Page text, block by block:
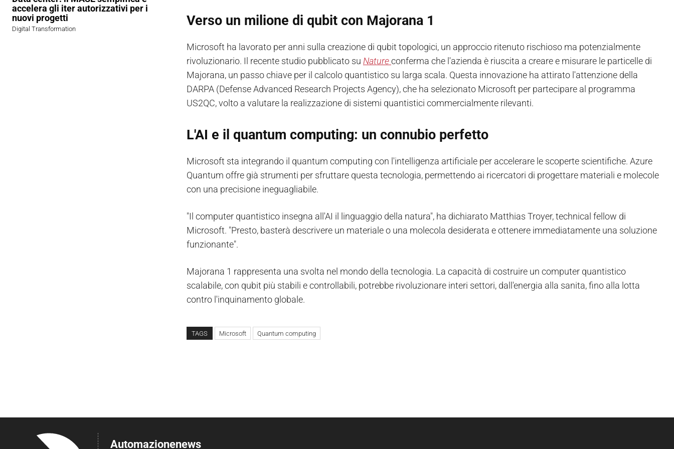
accelera gli iter autorizzativi per i
nuovi progetti
Digital Transformation
Verso un milione di qubit con Majorana 1
Microsoft ha lavorato per anni sulla creazione di qubit topologici, un approccio ritenuto rischioso ma potenzialmente
rivoluzionario. Il recente studio pubblicato su Natureconferma che l'azienda è riuscita a creare e misurare le particelle di
Majorana, un passo chiave per il calcolo quantistico su larga scala. Questa innovazione ha attirato l'attenzione della
DARPA (Defense Advanced Research Projects Agency), che ha selezionato Microsoft per partecipare al programma
US2QC, volto a valutare la realizzazione di sistemi quantistici commercialmente rilevanti.
L'AI e il quantum computing: un connubio perfetto
Microsoft sta integrando il quantum computing con l'intelligenza artificiale per accelerare le scoperte scientifiche. Azure
Quantum offre già strumenti per sfruttare questa tecnologia, permettendo ai ricercatori di progettare materiali e molecole
con una precisione ineguagliabile.
"Il computer quantistico insegna all'AI il linguaggio della natura", ha dichiarato Matthias Troyer, technical fellow di
Microsoft. "Presto, basterà descrivere un materiale o una molecola desiderata e ottenere immediatamente una soluzione
funzionante".
Majorana 1 rappresenta una svolta nel mondo della tecnologia. La capacità di costruire un computer quantistico
scalabile, con qubit più stabili e controllabili, potrebbe rivoluzionare interi settori, dall'energia alla sanita, fino alla lotta
contro l'inquinamento globale.
TAGS Microsoft Quantum computing
Automazionenews